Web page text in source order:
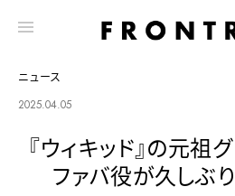
ニュース
2025.04.05
『ウィキッド』の元祖
ファバ役が久しぶ